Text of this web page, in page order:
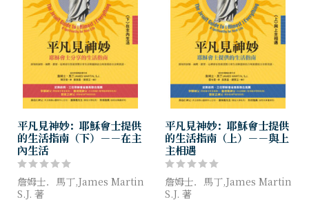
平凡見神妙：耶穌會士提供
的生活指南（下）－－在主
內生活
詹姆士．馬丁,James Martin
S.J. 著
平凡見神妙：耶穌會士提供
的生活指南（上）－－與上
主相遇
詹姆士．馬丁,James Martin
S.J. 著